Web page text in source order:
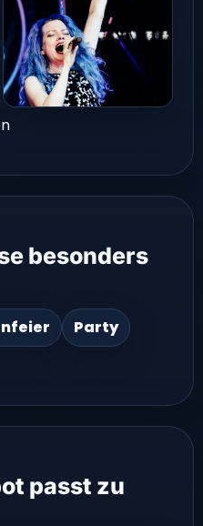
besonders
Party
passt zu